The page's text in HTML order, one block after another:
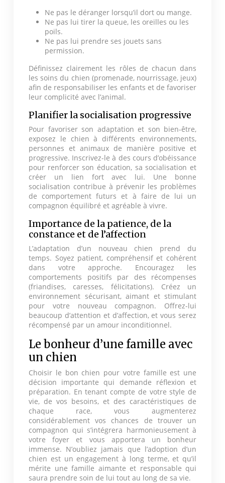
Ne pas le déranger lorsqu’il dort ou mange.
Ne pas lui tirer la queue, les oreilles ou les
poils.
Ne pas lui prendre ses jouets sans
permission.
Définissez clairement les rôles de chacun dans
les soins du chien (promenade, nourrissage, jeux)
afin de responsabiliser les enfants et de favoriser
leur complicité avec l’animal.
Planifier la socialisation progressive
Pour favoriser son adaptation et son bien-être,
exposez le chien à différents environnements,
personnes et animaux de manière positive et
progressive. Inscrivez-le à des cours d’obéissance
pour renforcer son éducation, sa socialisation et
créer un lien fort avec lui. Une bonne
socialisation contribue à prévenir les problèmes
de comportement futurs et à faire de lui un
compagnon équilibré et agréable à vivre.
Importance de la patience, de la
constance et de l’affection
L’adaptation d’un nouveau chien prend du
temps. Soyez patient, compréhensif et cohérent
dans votre approche. Encouragez les
comportements positifs par des récompenses
(friandises, caresses, félicitations). Créez un
environnement sécurisant, aimant et stimulant
pour votre nouveau compagnon. Offrez-lui
beaucoup d’attention et d’affection, et vous serez
récompensé par un amour inconditionnel.
Le bonheur d’une famille avec
un chien
Choisir le bon chien pour votre famille est une
décision importante qui demande réflexion et
préparation. En tenant compte de votre style de
vie, de vos besoins, et des caractéristiques de
chaque race, vous augmenterez
considérablement vos chances de trouver un
compagnon qui s’intégrera harmonieusement à
votre foyer et vous apportera un bonheur
immense. N’oubliez jamais que l’adoption d’un
chien est un engagement à long terme, et qu’il
mérite une famille aimante et responsable qui
saura prendre soin de lui tout au long de sa vie.